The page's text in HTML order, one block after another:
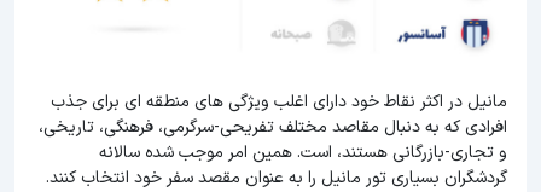
مانیل در اکثر نقاط خود دارای اغلب ویژگی های منطقه ای برای جذب
افرادی که به دنبال مقاصد مختلف تفریحی-سرگرمی، فرهنگی، تاریخی،
و تجاری-بازرگانی هستند، است. همین امر موجب شده سالانه
گردشگران بسیاری تور مانیل را به عنوان مقصد سفر خود انتخاب کنند.